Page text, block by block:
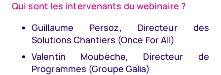
Qui sont les intervenants du webinaire ?
Guillaume Persoz, Directeur des
Solutions Chantiers (Once For All)
Valentin Moubèche, Directeur de
Programmes (Groupe Galia)